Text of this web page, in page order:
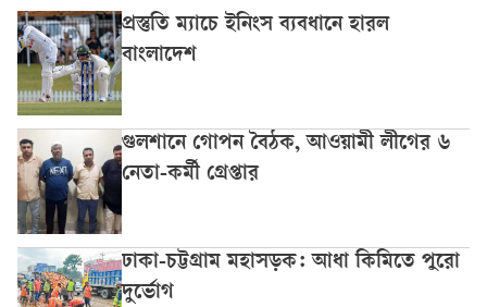
প্রস্তুতি ম্যাচে ইনিংস ব্যবধানে হারল
বাংলাদেশ
গুলশানে গোপন বৈঠক, আওয়ামী লীগের ৬
নেতা-কর্মী গ্রেপ্তার
ঢাকা-চট্টগ্রাম মহাসড়ক: আধা কিমিতে পুরো
দুর্ভোগ